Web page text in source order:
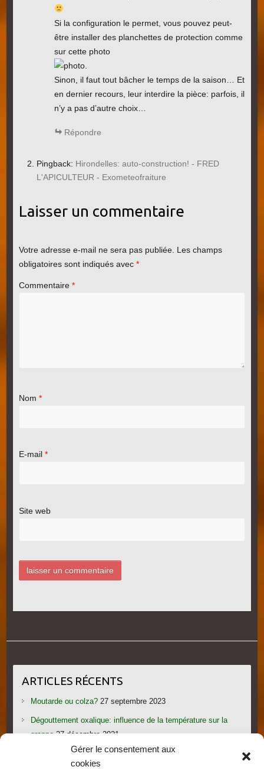
Gérer le consentement aux
cookies
Si la configuration le permet, vous pouvez peut-
être installer des planchettes de protection comme
sur cette photo
.
Sinon, il faut tout bâcher le temps de la saison… Et
en dernier recours, leur interdire la pièce: parfois, il
n’y a pas d’autre choix…
Répondre
Pingback: Hirondelles: auto-construction! - FRED
L'APICULTEUR - Exometeofraiture
Laisser un commentaire
Votre adresse e-mail ne sera pas publiée. Les champs
obligatoires sont indiqués avec *
Commentaire *
Nom *
E-mail *
Site web
ARTICLES RÉCENTS
Moutarde ou colza? 27 septembre 2023
Dégouttement oxalique: influence de la température sur la
grappe 27 décembre 2021
Le candi provoque l’essaimage: vraiment?